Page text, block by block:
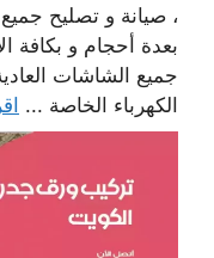
، صيانة و تصليح
بعدة أحجام و بكافة
جميع الشاشات
الكهرباء الخاصة ...